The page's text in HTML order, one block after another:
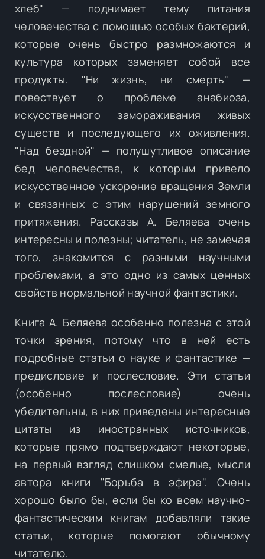
хлеб" — поднимает тему питания
человечества с помощью особых бактерий,
которые очень быстро размножаются и
культура которых заменяет собой все
продукты. "Ни жизнь, ни смерть" —
повествует о проблеме анабиоза,
искусственного замораживания живых
существ и последующего их оживления.
"Над бездной" — полушутливое описание
бед человечества, к которым привело
искусственное ускорение вращения Земли
и связанных с этим нарушений земного
притяжения. Рассказы А. Беляева очень
интересны и полезны; читатель, не замечая
того, знакомится с разными научными
проблемами, а это одно из самых ценных
свойств нормальной научной фантастики.
Книга А. Беляева особенно полезна с этой
точки зрения, потому что в ней есть
подробные статьи о науке и фантастике —
предисловие и послесловие. Эти статьи
(особенно послесловие) очень
убедительны, в них приведены интересные
цитаты из иностранных источников,
которые прямо подтверждают некоторые,
на первый взгляд слишком смелые, мысли
автора книги "Борьба в эфире". Очень
хорошо было бы, если бы ко всем научно-
фантастическим книгам добавляли такие
статьи, которые помогают обычному
читателю.